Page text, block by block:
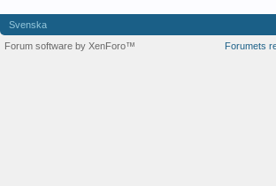
Svenska
Forumets
Forum software by XenForo™